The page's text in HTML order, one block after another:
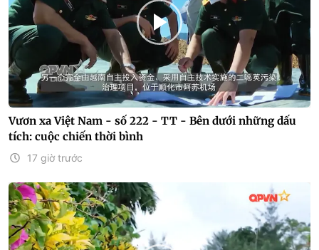
Vươn xa Việt Nam - số 222 - TT - Bên dưới những dấu
tích: cuộc chiến thời bình
17 giờ trước